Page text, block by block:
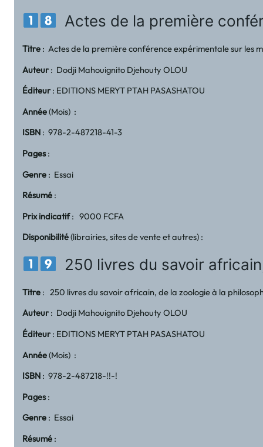
Actes de la première
Titre : Actes de la première conférence expérimentale sur les
Auteur: Dodji Mahouignito Djehouty OLOU
Éditeur: EDITIONS MERYT PTAH PASASHATOU
Année(Mois) :
ISBN : 978-2-487218-41-3
Pages:
Genre : Essai
Résumé :
Prix indicatif: 9000 FCFA
Disponibilité(librairies, sites de vente et autres) :
250 livres du savoir
Titre : 250 livres du savoir africain, de la zoologie à la
Auteur: Dodji Mahouignito Djehouty OLOU
Éditeur: EDITIONS MERYT PTAH PASASHATOU
Année(Mois) :
ISBN : 978-2-487218-!!-!
Pages:
Genre : Essai
Résumé :